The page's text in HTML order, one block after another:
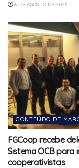
6 DE AGOSTO DE 2026
CONTEÚDO DE
FGCoop recebe
Sistema OCB
cooperativistas